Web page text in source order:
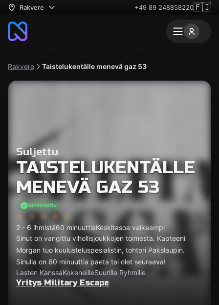
Rakvere +49 89 248858220🇫🇮
Rakvere Taistelukentälle menevä gaz 53
Suljettu
TAISTELUKENTÄLLE
MENEVÄ GAZ 53
Vahvistettu
2 - 6 ihmistä60 minuuttiaKeskitasoa vaikeampi
Sinut on vangittu vihollisjoukkojen toimesta. Kapteeni
Morgan tuo kuulusteluspesialistin, tohtori Pakslaupin.
Sinulla on 60 minuuttia paeta tai olet seuraava!
Lasten KanssaKokeneilleSuurille Ryhmille
Yritys Military Escape